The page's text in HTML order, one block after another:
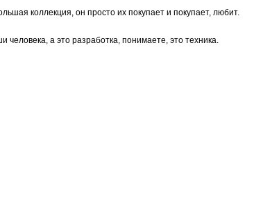
коллекция, он просто их покупает и покупает, любит.
а это разработка, понимаете, это техника.